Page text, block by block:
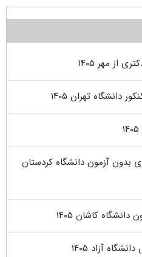
از مهر ۱۴۰۵
دانشگاه تهران ۱۴۰۵
بدون آزمون دانشگاه کردستان
کاشان ۱۴۰۵
آزاد ۱۴۰۵